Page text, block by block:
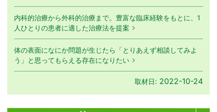
内科的治療から外科的治療まで。豊富な臨床経験をもとに、1
人ひとりの患者に適した治療法を提案
体の表面になにか問題が生じたら「とりあえず相談してみよ
う」と思ってもらえる存在になりたい
取材日: 2022-10-24